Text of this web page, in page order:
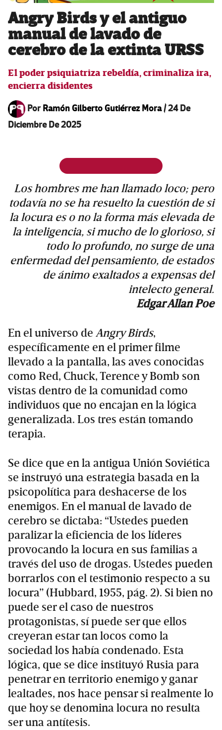
Angry Birds y el antiguo
manual de lavado de
cerebro de la extinta URSS
El poder psiquiatriza rebeldía, criminaliza ira,
encierra disidentes
PorRamón Gilberto Gutiérrez Mora/24 De
Diciembre De 2025
Los hombres me han llamado loco; pero
todavía no se ha resuelto la cuestión de si
la locura es o no la forma más elevada de
la inteligencia, si mucho de lo glorioso, si
todo lo profundo, no surge de una
enfermedad del pensamiento, de estados
de ánimo exaltados a expensas del
intelecto general.
Edgar Allan Poe
En el universo de Angry Birds,
específicamente en el primer filme
llevado a la pantalla, las aves conocidas
como Red, Chuck, Terence y Bomb son
vistas dentro de la comunidad como
individuos que no encajan en la lógica
generalizada. Los tres están tomando
terapia.
Se dice que en la antigua Unión Soviética
se instruyó una estrategia basada en la
psicopolítica para deshacerse de los
enemigos. En el manual de lavado de
cerebro se dictaba: “Ustedes pueden
paralizar la eficiencia de los líderes
provocando la locura en sus familias a
través del uso de drogas. Ustedes pueden
borrarlos con el testimonio respecto a su
locura” (Hubbard, 1955, pág. 2). Si bien no
puede ser el caso de nuestros
protagonistas, sí puede ser que ellos
creyeran estar tan locos como la
sociedad los había condenado. Esta
lógica, que se dice instituyó Rusia para
penetrar en territorio enemigo y ganar
lealtades, nos hace pensar si realmente lo
que hoy se denomina locura no resulta
ser una antítesis.